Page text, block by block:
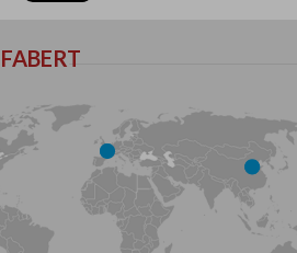
FABERT